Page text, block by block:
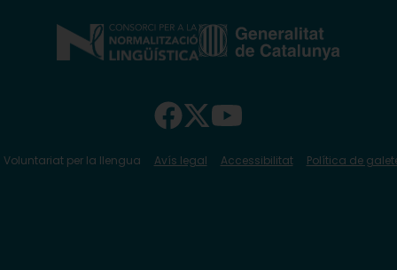
per la llengua Avís legal Accessibilitat Política de